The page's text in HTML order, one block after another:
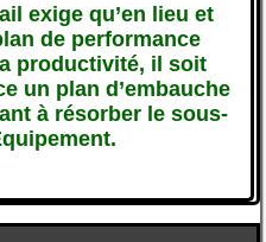
exige qu’en lieu et
de performance
productivité, il soit
un plan d’embauche
à résorber le sous-